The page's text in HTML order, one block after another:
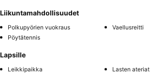
Liikuntamahdollisuudet
Polkupyörien vuokraus
Vaellusreitti
Pöytätennis
Lapsille
Leikkipaikka Lasten ateriat